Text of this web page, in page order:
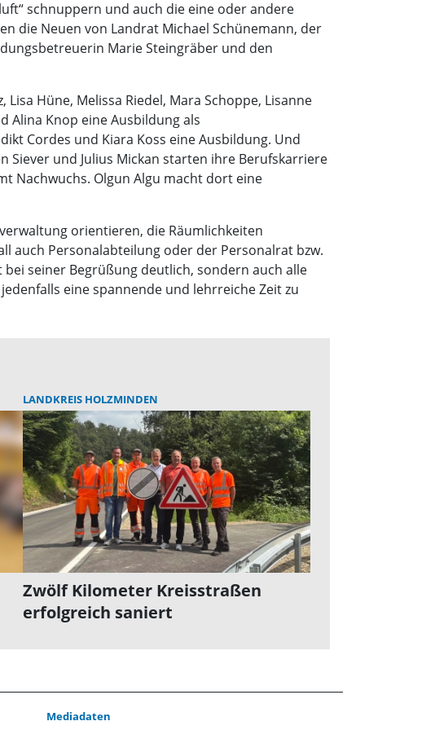
schnuppern und auch die eine oder andere
die Neuen von Landrat Michael Schünemann, der
Marie Steingräber und den
Hüne, Melissa Riedel, Mara Schoppe, Lisanne
Alina Knop eine Ausbildung als
Cordes und Kiara Koss eine Ausbildung. Und
Siever und Julius Mickan starten ihre Berufskarriere
Nachwuchs. Olgun Algu macht dort eine
orientieren, die Räumlichkeiten
auch Personalabteilung oder der Personalrat bzw.
seiner Begrüßung deutlich, sondern auch alle
eine spannende und lehrreiche Zeit zu
LANDKREIS HOLZMINDEN
Zwölf Kilometer Kreisstraßen
erfolgreich saniert
Mediadaten